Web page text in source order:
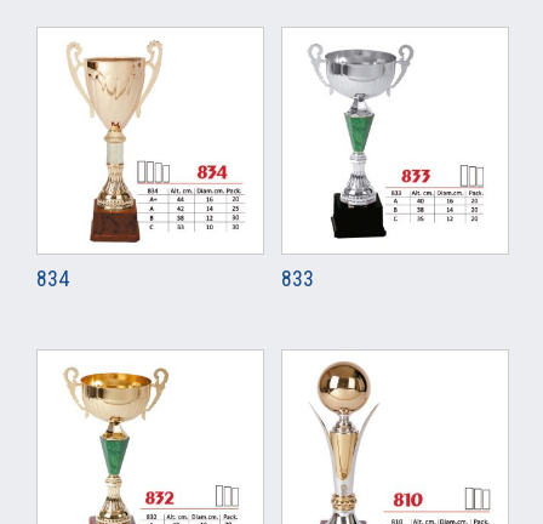
834 833